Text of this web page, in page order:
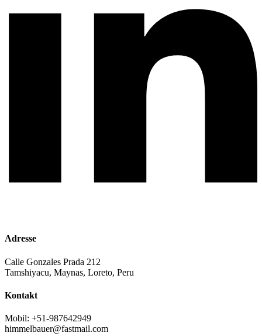
Adresse
Calle Gonzales Prada 212
Tamshiyacu, Maynas, Loreto, Peru
Kontakt
Mobil: +51-987642949
himmelbauer@fastmail.com